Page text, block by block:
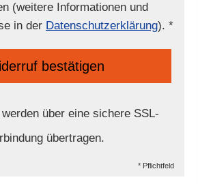
(weitere Informationen und
in der Datenschutzerklärung). *
bestätigen
werden über eine sichere SSL-
übertragen.
* Pflichtfeld